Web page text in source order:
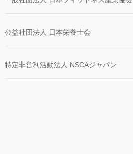
公益社団法人 日本栄養士会
特定非営利活動法人 NSCAジャパン